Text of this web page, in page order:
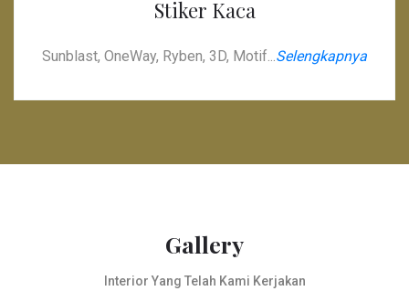
Stiker Kaca
Sunblast, OneWay, Ryben, 3D, Motif...Selengkapnya
Gallery
Interior Yang Telah Kami Kerjakan